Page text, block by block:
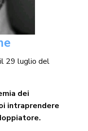
il 29 luglio del
dei
intraprendere